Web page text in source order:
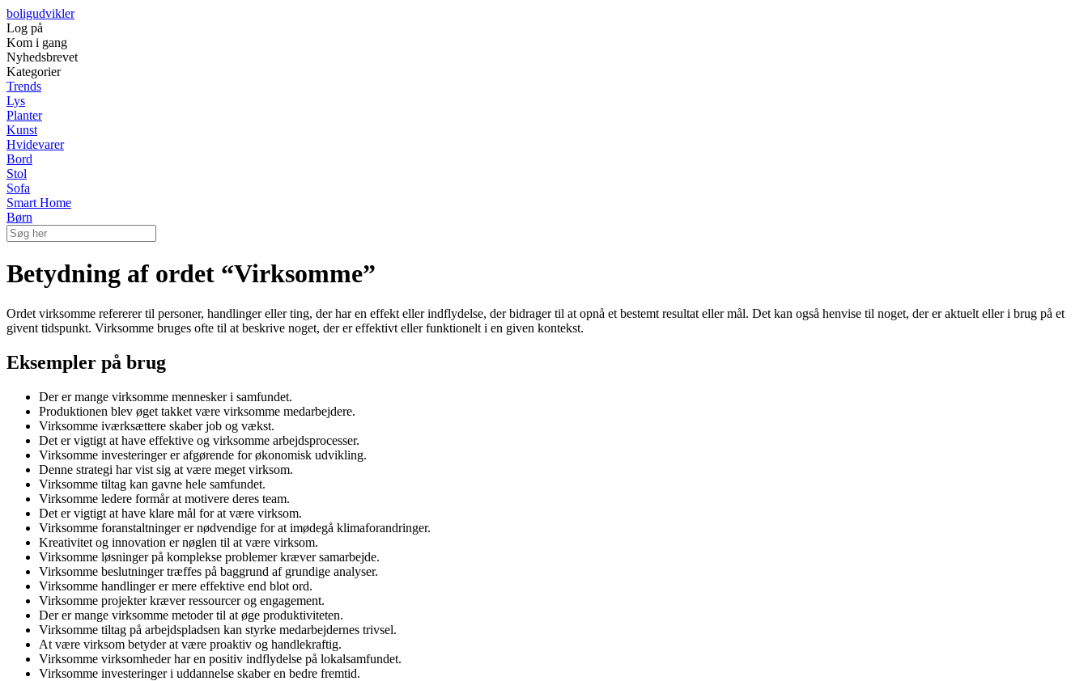
boligudvikler
Log på
Kom i gang
Nyhedsbrevet
Kategorier
Trends
Lys
Planter
Kunst
Hvidevarer
Bord
Stol
Sofa
Smart Home
Børn
Betydning af ordet “Virksomme”
Ordet virksomme refererer til personer, handlinger eller ting, der har en effekt eller indflydelse, der bidrager til at opnå et bestemt resultat eller mål. Det kan også henvise til noget, der er aktuelt eller i brug på et
givent tidspunkt. Virksomme bruges ofte til at beskrive noget, der er effektivt eller funktionelt i en given kontekst.
Eksempler på brug
Der er mange virksomme mennesker i samfundet.
Produktionen blev øget takket være virksomme medarbejdere.
Virksomme iværksættere skaber job og vækst.
Det er vigtigt at have effektive og virksomme arbejdsprocesser.
Virksomme investeringer er afgørende for økonomisk udvikling.
Denne strategi har vist sig at være meget virksom.
Virksomme tiltag kan gavne hele samfundet.
Virksomme ledere formår at motivere deres team.
Det er vigtigt at have klare mål for at være virksom.
Virksomme foranstaltninger er nødvendige for at imødegå klimaforandringer.
Kreativitet og innovation er nøglen til at være virksom.
Virksomme løsninger på komplekse problemer kræver samarbejde.
Virksomme beslutninger træffes på baggrund af grundige analyser.
Virksomme handlinger er mere effektive end blot ord.
Virksomme projekter kræver ressourcer og engagement.
Der er mange virksomme metoder til at øge produktiviteten.
Virksomme tiltag på arbejdspladsen kan styrke medarbejdernes trivsel.
At være virksom betyder at være proaktiv og handlekraftig.
Virksomme virksomheder har en positiv indflydelse på lokalsamfundet.
Virksomme investeringer i uddannelse skaber en bedre fremtid.